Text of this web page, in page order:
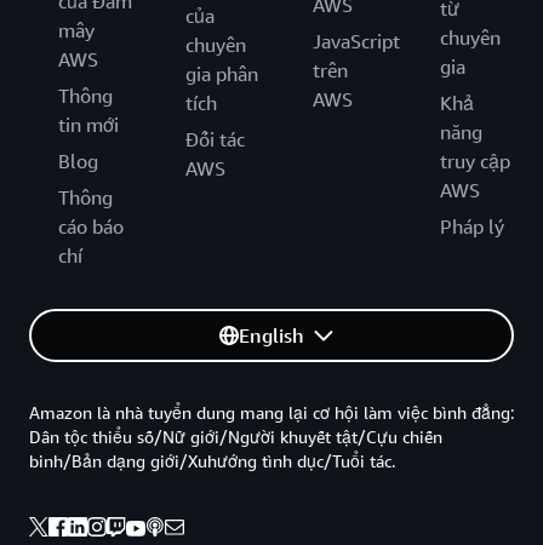
mây
AWS
Thông
tin mới
Blog
Thông
cáo báo
chí
của
chuyên
gia phân
tích
Đối tác
AWS
AWS
JavaScript
trên
AWS
từ
chuyên
gia
Khả
năng
truy cập
AWS
Pháp lý
English
Amazon là nhà tuyển dung mang lại cơ hội làm việc bình đẳng:
Dân tộc thiểu số/Nữ giới/Người khuyết tật/Cựu chiến
binh/Bản dạng giới/Xuhướng tình dục/Tuổi tác.